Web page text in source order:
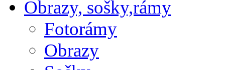
Obrazy, sošky,rámy
Fotorámy
Obrazy